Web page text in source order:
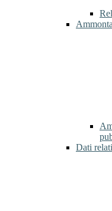
Dati